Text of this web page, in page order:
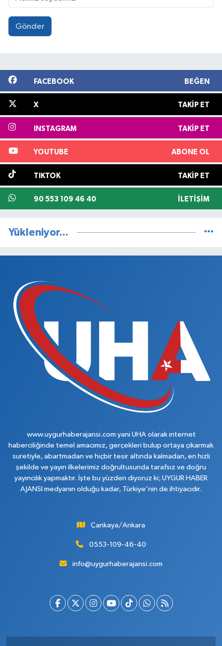
Gönder
FACEBOOK BEĞEN
X TAKIP ET
INSTAGRAM TAKIP ET
YOUTUBE ABONE OL
TIKTOK TAKIP ET
90 553 109 46 40 İLETIŞIM
Yükleniyor...
www.uygurhaberajansi.com yani UHA olarak internet
haberciliğinde temel amacımız, gerçekleri bulup ortaya çıkarmak
suretiyle, abartmadan ve hiçbir tesir altında kalmadan, en hızlı
şekilde ve yayın ilkelerimiz doğrultusunda tarafsız ve doğru
yayıncılık yapmaktır. İşte bu yüzden diyoruz ki; UYGUR HABER
AJANSI medyanın olduğu kadar, Türkiye'nin de ihtiyacıdır.
Çankaya/Ankara
0553-109-46-40
info@uygurhaberajansi.com